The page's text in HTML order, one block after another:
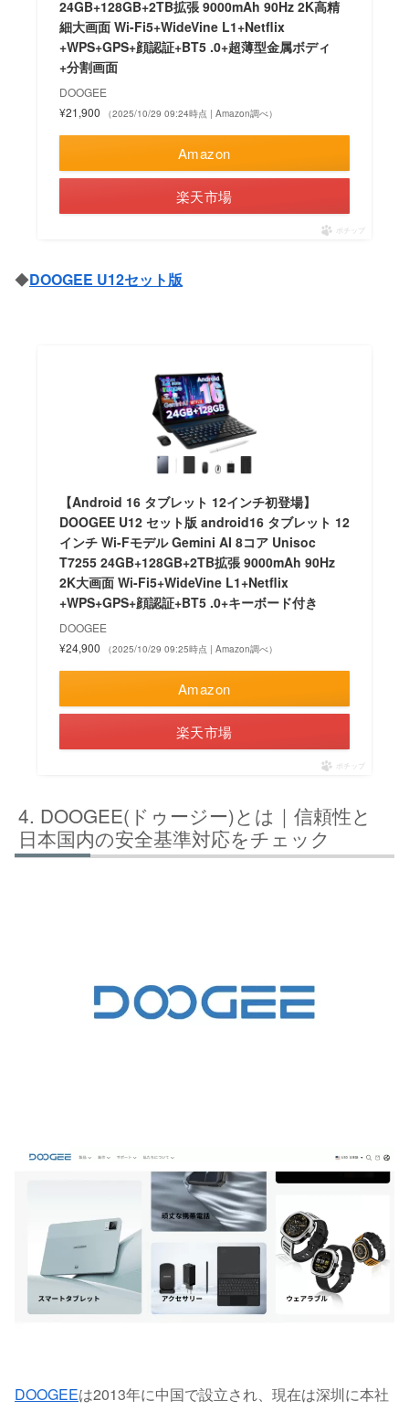
24GB+128GB+2TB拡張 9000mAh 90Hz 2K高精
細大画面 Wi-Fi5+WideVine L1+Netflix
+WPS+GPS+顔認証+BT5 .0+超薄型金属ボディ
+分割画面
DOOGEE
¥21,900
（2025/10/29 09:24時点 | Amazon調べ）
Amazon
楽天市場
ポチップ
◆DOOGEE U12セット版
【Android 16 タブレット 12インチ初登場】
DOOGEE U12 セット版 android16 タブレット 12
インチ Wi-Fモデル Gemini AI 8コア Unisoc
T7255 24GB+128GB+2TB拡張 9000mAh 90Hz
2K大画面 Wi-Fi5+WideVine L1+Netflix
+WPS+GPS+顔認証+BT5 .0+キーボード付き
DOOGEE
¥24,900
（2025/10/29 09:25時点 | Amazon調べ）
Amazon
楽天市場
ポチップ
DOOGEE(ドゥージー)とは｜信頼性と
日本国内の安全基準対応をチェック
DOOGEEは2013年に中国で設立され、現在は深圳に本社